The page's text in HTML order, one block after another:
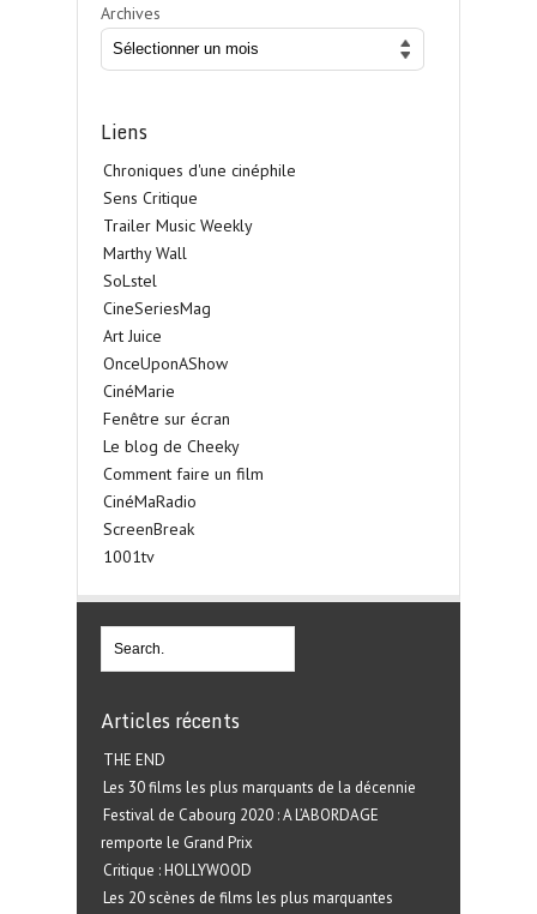
Archives
Liens
Chroniques d'une cinéphile
Sens Critique
Trailer Music Weekly
Marthy Wall
SoLstel
CineSeriesMag
Art Juice
OnceUponAShow
CinéMarie
Fenêtre sur écran
Le blog de Cheeky
Comment faire un film
CinéMaRadio
ScreenBreak
1001tv
Articles récents
THE END
Les 30 films les plus marquants de la décennie
Festival de Cabourg 2020 : A L’ABORDAGE
remporte le Grand Prix
Critique : HOLLYWOOD
Les 20 scènes de films les plus marquantes